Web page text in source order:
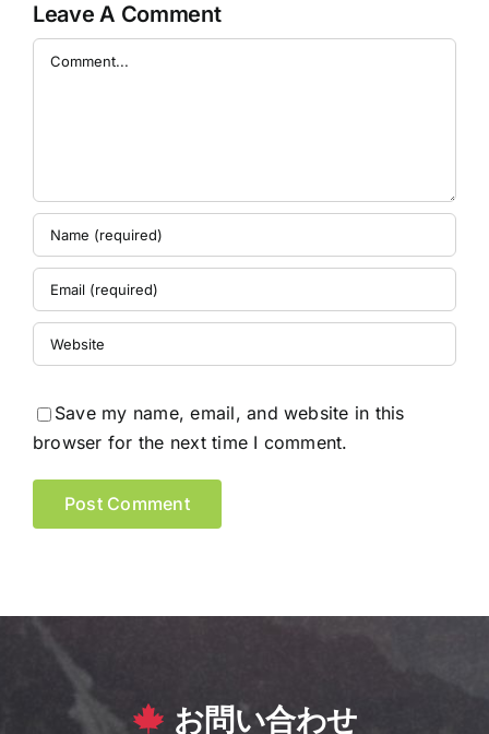
Leave A Comment
Comment
Save my name, email, and website in this
browser for the next time I comment.
お問い合わせ